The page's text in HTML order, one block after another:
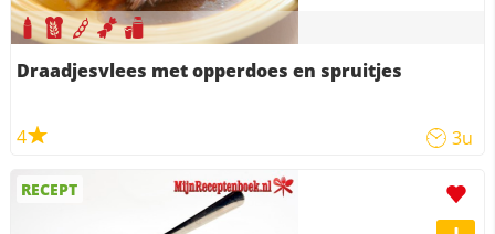
Draadjesvlees met opperdoes en spruitjes
4 3u
RECEPT